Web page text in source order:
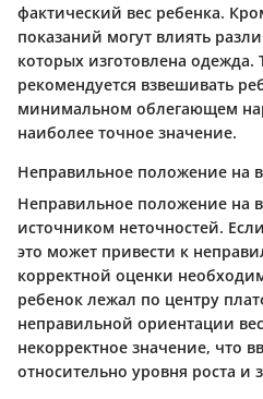
фактический вес ребенка.
показаний могут влиять
которых изготовлена
рекомендуется взвешивать
минимальном облегающем
наиболее точное значение.
Неправильное положение на
Неправильное положение на
источником неточностей.
это может привести к
корректной оценки
ребенок лежал по центру
неправильной ориентации
некорректное значение, что
относительно уровня роста и